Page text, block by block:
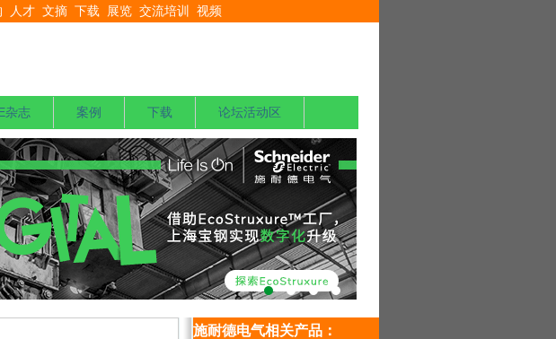
人才 文摘 下载 展览 交流培训 视频
杂志 案例 下载 论坛活动区
施耐德电气相关产品：